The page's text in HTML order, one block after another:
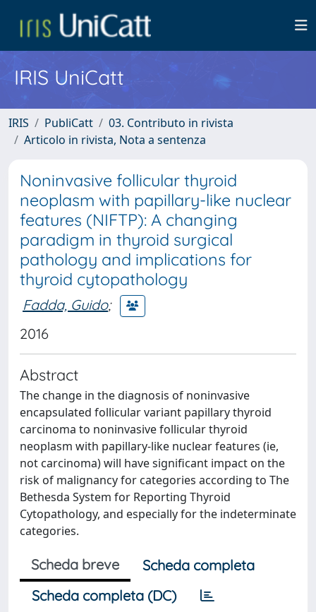
IRIS UniCatt
IRIS PubliCatt
03. Contributo in rivista
Articolo in rivista, Nota a sentenza
Noninvasive follicular thyroid
neoplasm with papillary-like nuclear
features (NIFTP): A changing
paradigm in thyroid surgical
pathology and implications for
thyroid cytopathology
Fadda, Guido;
2016
Abstract
The change in the diagnosis of noninvasive
encapsulated follicular variant papillary thyroid
carcinoma to noninvasive follicular thyroid
neoplasm with papillary-like nuclear features (ie,
not carcinoma) will have significant impact on the
risk of malignancy for categories according to The
Bethesda System for Reporting Thyroid
Cytopathology, and especially for the indeterminate
categories.
Scheda breve
Scheda completa
Scheda completa (DC)